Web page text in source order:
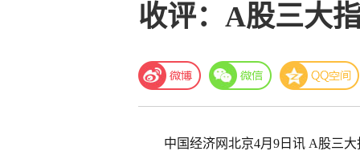
收评：A股三大
中国经济网北京4月9日讯 A股三大